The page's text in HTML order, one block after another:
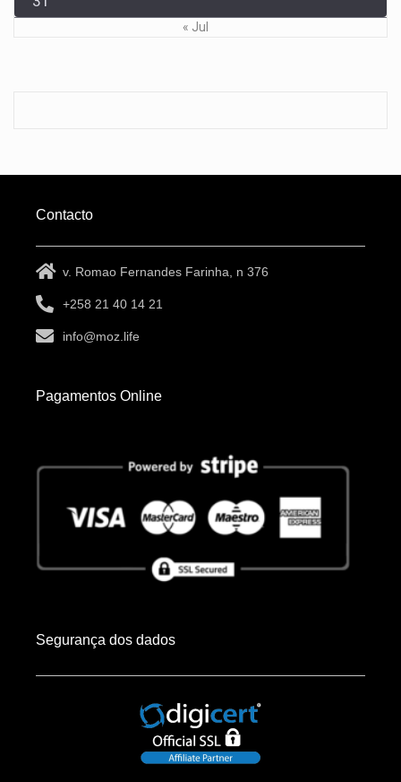
« Jul
Contacto
v. Romao Fernandes Farinha, n 376
+258 21 40 14 21
info@moz.life
Pagamentos Online
Segurança dos dados